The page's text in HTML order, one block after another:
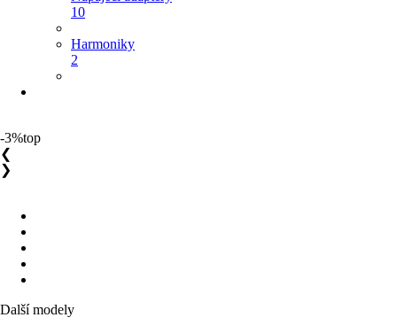
10
Harmoniky
2
-3%top
❮
❯
Další modely